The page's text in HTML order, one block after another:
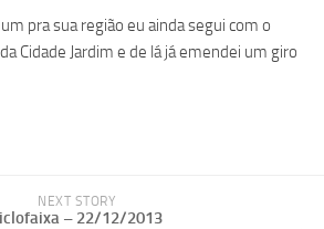
pra sua região eu ainda segui com o
Cidade Jardim e de lá já emendei um giro
NEXT STORY
– 22/12/2013